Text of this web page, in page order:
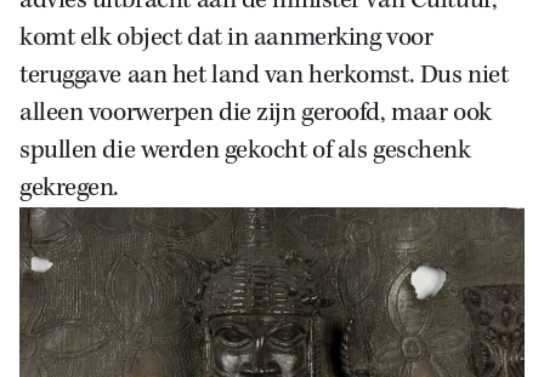
Zoek
komt elk object dat in aanmerking voor
teruggave aan het land van herkomst. Dus niet
alleen voorwerpen die zijn geroofd, maar ook
spullen die werden gekocht of als geschenk
gekregen.